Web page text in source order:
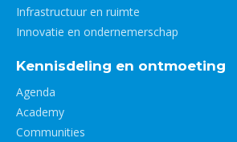
Infrastructuur en ruimte
Innovatie en ondernemerschap
Kennisdeling en ontmoeting
Agenda
Academy
Communities